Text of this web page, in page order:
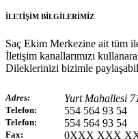
İLETİŞİM BİLGİLERİMİZ
Saç Ekim Merkezine ait tüm
İletişim kanallarımızı
Dileklerinizi bizimle
Adres: Yurt Mahallesi
Telefon: 554 564 93 54
Telefon: 554 564 93 54
Fax: 0XXX XXX